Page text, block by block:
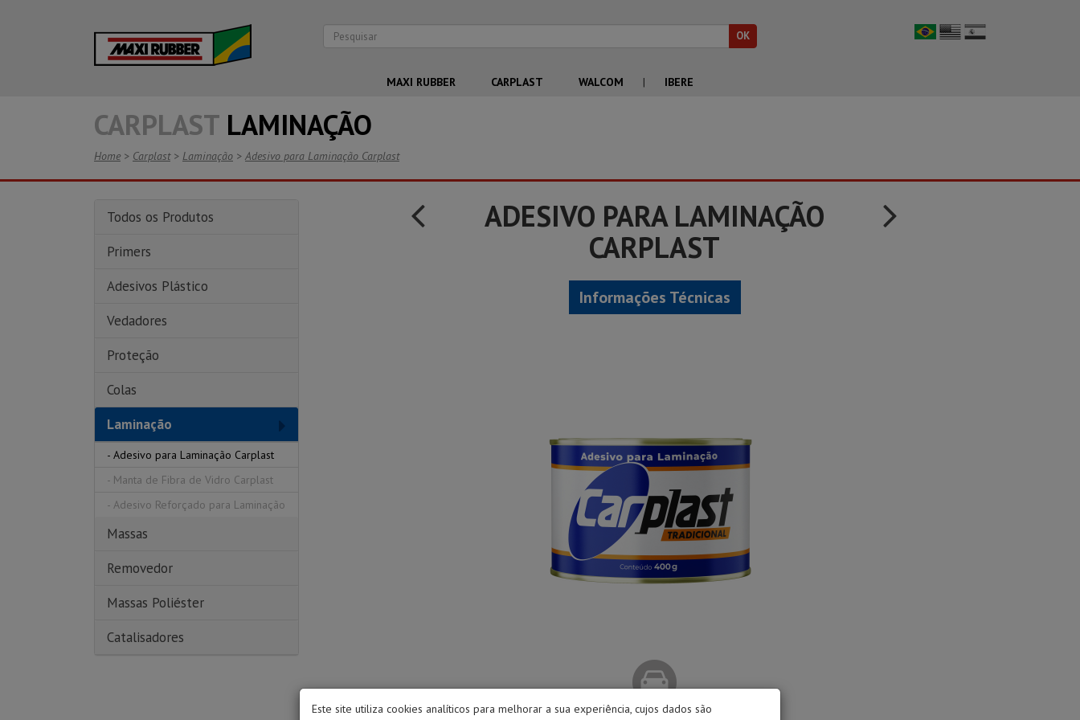
MAXI RUBBER CARPLAST WALCOM | IBERE
CARPLAST LAMINAÇÃO
Home > Carplast > Laminação > Adesivo para Laminação Carplast
Todos os Produtos
Primers
Adesivos Plástico
Vedadores
Proteção
Colas
Laminação
- Adesivo para Laminação Carplast
- Manta de Fibra de Vidro Carplast
- Adesivo Reforçado para Laminação
Massas
Removedor
Massas Poliéster
Catalisadores
ADESIVO PARA LAMINAÇÃO
CARPLAST
Informações Técnicas
Este site utiliza cookies analíticos para melhorar a sua experiência, cujos dados são